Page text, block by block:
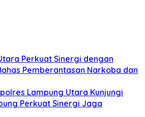
Perkuat Sinergi dengan
Pemberantasan Narkoba dan
Lampung Utara Kunjungi
Perkuat Sinergi Jaga